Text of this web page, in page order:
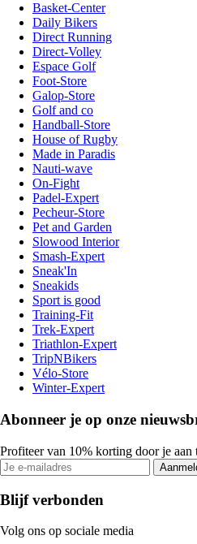
Basket-Center
Daily Bikers
Direct Running
Direct-Volley
Espace Golf
Foot-Store
Galop-Store
Golf and co
Handball-Store
House of Rugby
Made in Paradis
Nauti-wave
On-Fight
Padel-Expert
Pecheur-Store
Pet and Garden
Slowood Interior
Smash-Expert
Sneak'In
Sneakids
Sport is good
Training-Fit
Trek-Expert
Triathlon-Expert
TripNBikers
Vélo-Store
Winter-Expert
Abonneer je op onze
Profiteer van 10% korting door je
Blijf verbonden
Volg ons op sociale media